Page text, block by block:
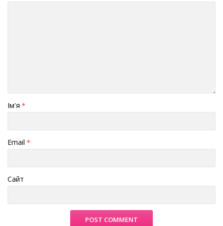
Ім'я *
Email *
Сайт